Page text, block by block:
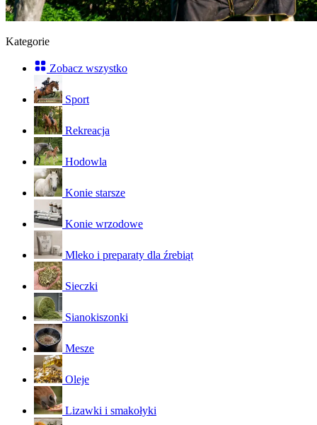
Kategorie
Zobacz wszystko
Sport
Rekreacja
Hodowla
Konie starsze
Konie wrzodowe
Mleko i preparaty dla źrebiąt
Sieczki
Sianokiszonki
Mesze
Oleje
Lizawki i smakołyki